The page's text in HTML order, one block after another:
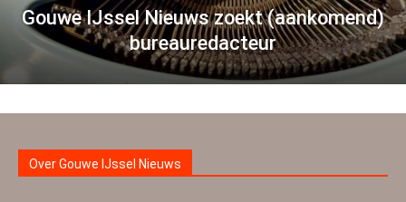
Gouwe IJssel Nieuws zoekt (aankomend)
bureauredacteur
Over Gouwe IJssel Nieuws